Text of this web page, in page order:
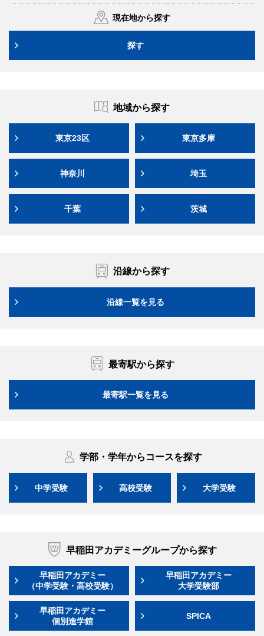
現在地から探す
探す
地域から探す
東京23区 東京多摩
神奈川 埼玉
千葉 茨城
沿線から探す
沿線一覧を見る
最寄駅から探す
最寄駅一覧を見る
学部・学年からコースを探す
中学受験 高校受験 大学受験
早稲田アカデミーグループから探す
早稲田アカデミー
（中学受験・高校受験）
早稲田アカデミー
大学受験部
早稲田アカデミー
個別進学館
SPICA